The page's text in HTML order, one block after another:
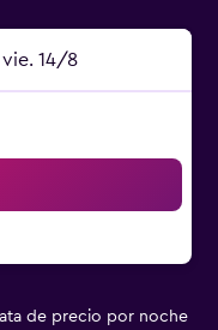
vie. 14/8
de precio por noche